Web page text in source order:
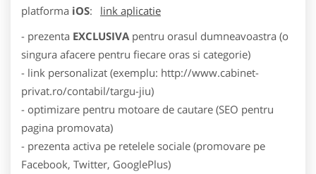
platforma iOS:
link aplicatie
- prezenta EXCLUSIVA pentru orasul dumneavoastra (o
singura afacere pentru fiecare oras si categorie)
- link personalizat (exemplu: http://www.cabinet-
privat.ro/contabil/targu-jiu)
- optimizare pentru motoare de cautare (SEO pentru
pagina promovata)
- prezenta activa pe retelele sociale (promovare pe
Facebook, Twitter, GooglePlus)